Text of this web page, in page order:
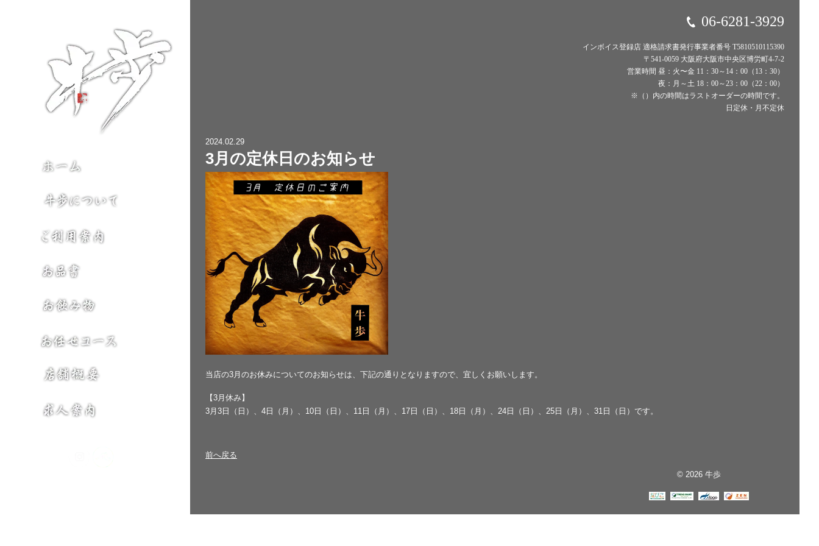
ホーム
牛歩について
ご利用案内
お品書
お飲み物
お任せコース
店舗概要
求人案内
06-6281-3929
インボイス登録店 適格請求書発行事業者番号 T5810510115390
〒541-0059 大阪府大阪市中央区博労町4-7-2
営業時間 昼：火〜金 11：30～14：00（13：30）
夜：月～土 18：00～23：00（22：00）
※（）内の時間はラストオーダーの時間です。
日定休・月不定休
2024.02.29
3月の定休日のお知らせ
当店の3月のお休みについてのお知らせは、下記の通りとなりますので、宜しくお願いします。
【3月休み】
3月3日（日）、4日（月）、10日（日）、11日（月）、17日（日）、18日（月）、24日（日）、25日（月）、31日（日）です。
前へ戻る
© 2026 牛歩